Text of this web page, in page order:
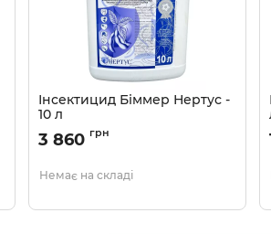
Інсектицид Біммер Нертус -
10 л
Артикул: 1303202
3 860 грн
Немає на складі